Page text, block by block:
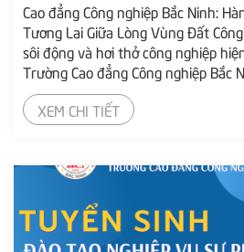
Cao đẳng Công nghiệp Bắc Ninh:
Tương Lai Giữa Lòng Vùng Đất Công Nghiệp
sôi động và hơi thở công nghiệp
Trường Cao đẳng Công nghiệp Bắc
như một biểu tượng của tri thức và
Hơn nửa thế kỷ đã trôi qua kể từ
Hà Bắc ra đời vào 19/5/1970, BCI đã
XEM CHI TIẾT